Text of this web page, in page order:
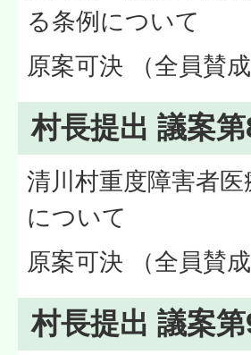
る条例について
原案可決 （全員賛成
村長提出 議案
清川村重度障害者
について
原案可決 （全員賛成
村長提出 議案